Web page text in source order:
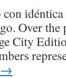
Over the
City
→